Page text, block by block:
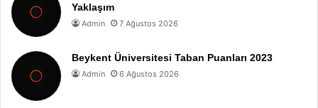
Yaklaşım
Admin 7 Ağustos 2026
Beykent Üniversitesi Taban Puanları 2023
Admin 6 Ağustos 2026